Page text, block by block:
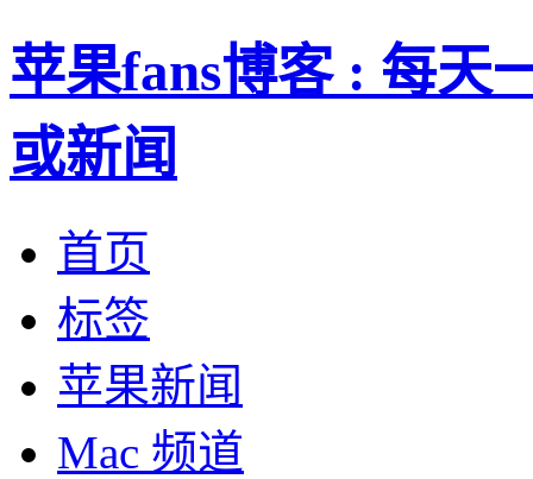
苹果fans博客 : 每天
或新闻
首页
标签
苹果新闻
Mac 频道